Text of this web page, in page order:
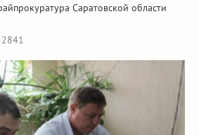
Саратовской области
2841